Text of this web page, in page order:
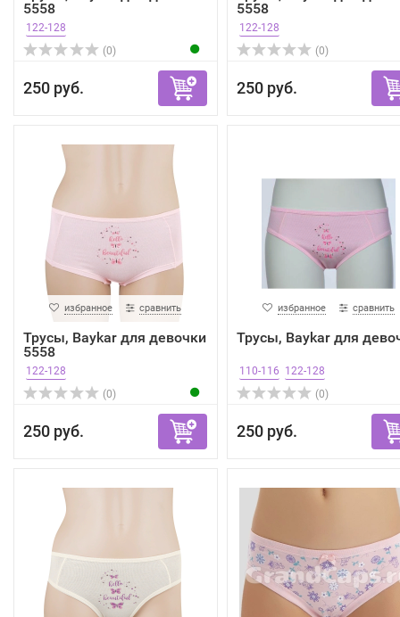
5558
122-128
(0)
250 руб.
5558
122-128
(0)
250 руб.
избранное сравнить
Трусы, Baykar для девочки
5558
122-128
(0)
250 руб.
избранное сравнить
Трусы, Baykar для
110-116 122-128
(0)
250 руб.